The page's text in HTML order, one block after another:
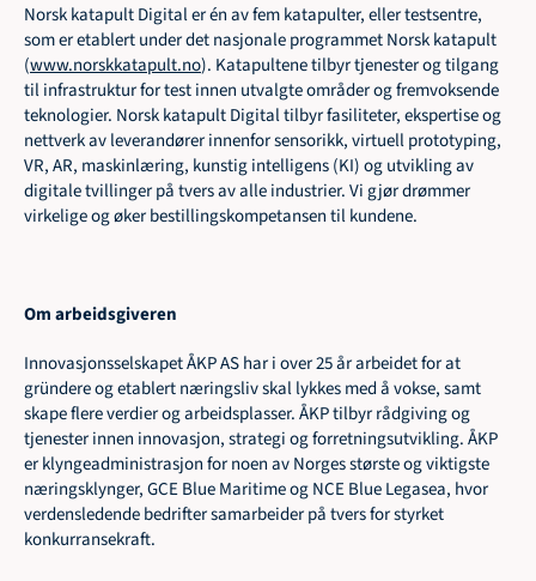
Norsk katapult Digital er én av fem katapulter, eller testsentre,
som er etablert under det nasjonale programmet Norsk katapult
(www.norskkatapult.no). Katapultene tilbyr tjenester og tilgang
til infrastruktur for test innen utvalgte områder og fremvoksende
teknologier. Norsk katapult Digital tilbyr fasiliteter, ekspertise og
nettverk av leverandører innenfor sensorikk, virtuell prototyping,
VR, AR, maskinlæring, kunstig intelligens (KI) og utvikling av
digitale tvillinger på tvers av alle industrier. Vi gjør drømmer
virkelige og øker bestillingskompetansen til kundene.
Om arbeidsgiveren
Innovasjonsselskapet ÅKP AS har i over 25 år arbeidet for at
gründere og etablert næringsliv skal lykkes med å vokse, samt
skape flere verdier og arbeidsplasser. ÅKP tilbyr rådgiving og
tjenester innen innovasjon, strategi og forretningsutvikling. ÅKP
er klyngeadministrasjon for noen av Norges største og viktigste
næringsklynger, GCE Blue Maritime og NCE Blue Legasea, hvor
verdensledende bedrifter samarbeider på tvers for styrket
konkurransekraft.